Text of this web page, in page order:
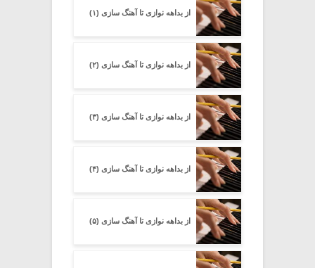
از بداهه نوازی تا آهنگ سازی (۱)
از بداهه نوازی تا آهنگ سازی (۲)
از بداهه نوازی تا آهنگ سازی (۳)
از بداهه نوازی تا آهنگ سازی (۴)
از بداهه نوازی تا آهنگ سازی (۵)